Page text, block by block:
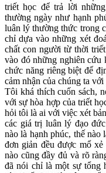
triết học để trả lời
thường ngày như hạnh
luân lý thường thức trong
chỉ dựa vào những xét
chất con người từ thời
vào đó những nghiên cứu
chức năng riêng biệt để
cảm nhận của chúng ta
Tôi khá thích cuốn sách,
với sự hòa hợp của triết
hỏi tôi là ai với việc xét
các giá trị luân lý đạo
nào là hạnh phúc, thế
đơn giản đều được mổ
nào cũng đầy đủ và rõ
đã nói chỉ là một sự tổng